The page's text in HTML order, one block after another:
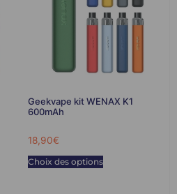
Geekvape kit WENAX K1
600mAh
18,90€
Choix des options